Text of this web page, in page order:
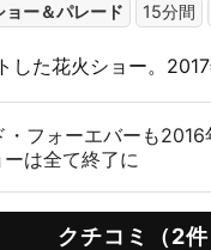
ョー＆パレード 15分間
た花火ショー。2017
・フォーエバーも
は全て終了に
クチコミ（2件